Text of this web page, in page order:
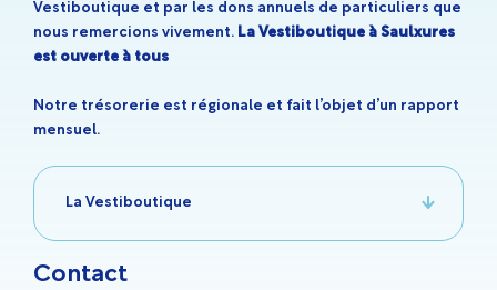
Vestiboutique et par les dons annuels de particuliers que
nous remercions vivement. La Vestiboutique à Saulxures
est ouverte à tous
Notre trésorerie est régionale et fait l’objet d’un rapport
mensuel.
La Vestiboutique
Des vêtements de seconde main sont proposés à la
Contact